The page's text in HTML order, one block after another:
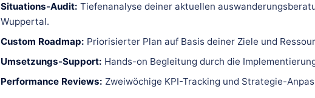
Situations-Audit: Tiefenanalyse deiner aktuellen
Wuppertal.
Custom Roadmap: Priorisierter Plan auf Basis deiner Ziele und
Umsetzungs-Support: Hands-on Begleitung durch die
Performance Reviews: Zweiwöchige KPI-Tracking und Strategie-